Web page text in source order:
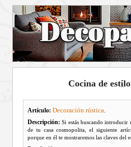
Cocina de
Artículo: Decoración rústica.
Descripción: Si estás buscando
de tu casa cosmopolita, el siguiente
porque en él te mostraremos las claves del